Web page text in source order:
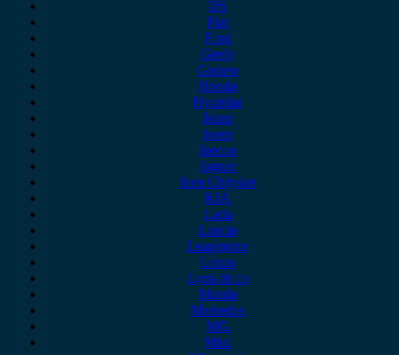
DS
Fiat
Ford
Geely
Gonow
Honda
Hyundai
Isuzu
iveco
Jaecoo
Jaguar
Jeep Chrysler
KIA
Lada
Lancia
Leapmotor
Lexus
Lynk & co
Mazda
Mercedes
MG
Mini